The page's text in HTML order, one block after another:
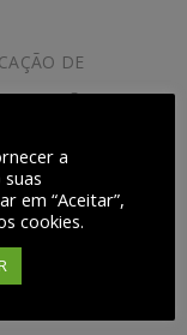
DE
para a
dispomos de
eliminar aquele
a
em “Aceitar”,
cookies.